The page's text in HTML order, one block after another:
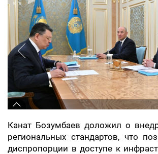
Канат Бозумбаев доложил о
региональных стандартов, что
диспропорции в доступе к